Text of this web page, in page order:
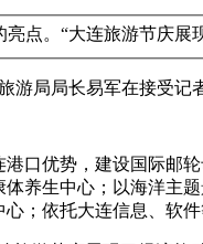
点。“大连旅游节庆
局局长易军在接受
优势，建设国际邮
体养生中心；以海洋主
；依托大连信息、软